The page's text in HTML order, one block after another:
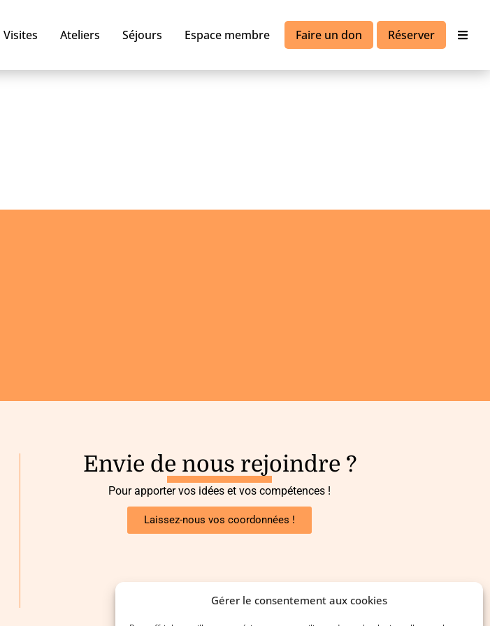
Gérer le consentement aux cookies
Visites Ateliers Séjours Espace membre Faire un don Réserver
Envie de nous rejoindre ?
Pour apporter vos idées et vos compétences !
Laissez-nous vos coordonnées !